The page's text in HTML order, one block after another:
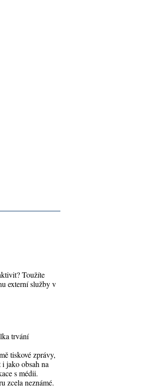
Toužíte
externí služby v
trvání
tiskové zprávy,
jako obsah na
s médii.
zcela neznámé.